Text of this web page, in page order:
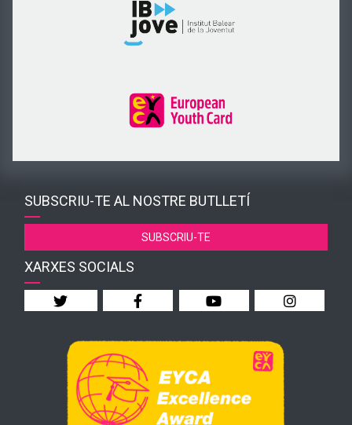
SUBSCRIU-TE AL NOSTRE BUTLLETÍ
SUBSCRIU-TE
XARXES SOCIALS